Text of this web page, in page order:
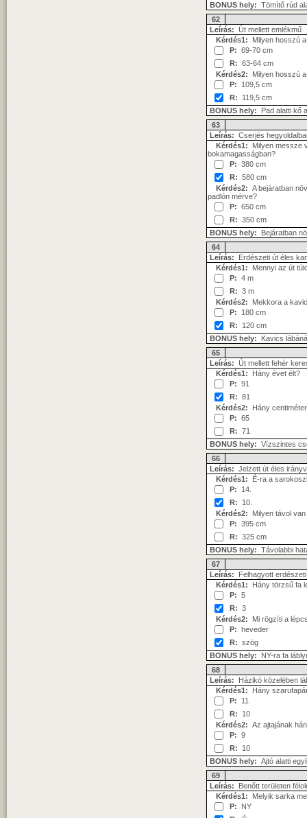
BONUS hely: Tömítő rúd
62
Leírás: Út mellett emlékmű
Kérdés1: Milyen hosszú
P: 69-70 cm
R: 63-64 cm
Kérdés2: Milyen hosszú
P: 109,5 cm
R: 119,5 cm
BONUS hely: Pad alatti kő
63
Leírás: Cserjés
Kérdés1: Milyen messze
bokamagasságban?
P: 380 cm
R: 580 cm
Kérdés2: A bejáratban
padlón mérve?
P: 650 cm
R: 350 cm
BONUS hely: Bejáratban
64
Leírás: Erdészeti út éles
Kérdés1: Mennyi az út
P: 4 m
R: 3 m
Kérdés2: Mekkora a
P: 180 cm
R: 120 cm
BONUS hely: Kavics
65
Leírás: Út mellett fehér
Kérdés1: Hány évet élt?
P: 91
R: 81
Kérdés2: Hány
P: 65
R: 71
BONUS hely: Vízszintes
66
Leírás: Jelzett út éles
Kérdés1: É-ra a
P: 14.
R: 10.
Kérdés2: Milyen távol
P: 395 cm
R: 325 cm
BONUS hely: Távolabbi
67
Leírás: Felhagyott
Kérdés1: Hány törzsű fa
P: 5
R: 3
Kérdés2: Mi rögzíti a
P: heveder
R: szög
BONUS hely: NY-ra fa
68
Leírás: Házikó közelében
Kérdés1: Hány
P: 11
R: 10
Kérdés2: Az ajtajának
P: 9
R: 10
BONUS hely: Ajtó alatti
69
Leírás: Benőtt területen
Kérdés1: Melyik sarka
P: NY